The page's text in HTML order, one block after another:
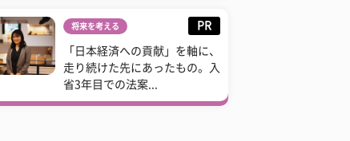
将来を考える PR
「日本経済への貢献」を軸に、
走り続けた先にあったもの。入
省3年目での法案...